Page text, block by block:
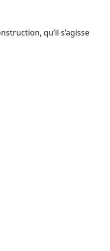
qu’il s’agisse